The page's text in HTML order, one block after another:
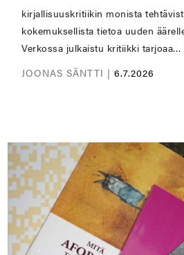
kirjallisuuskritiikin monista
kokemuksellista tietoa uuden
Verkossa julkaistu kritiikki tarjoaa…
JOONAS SÄNTTI |6.7.2026